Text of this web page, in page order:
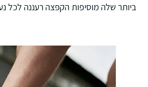
ביותר שלה מוסיפות הקפצה רעננה לכל נעל.